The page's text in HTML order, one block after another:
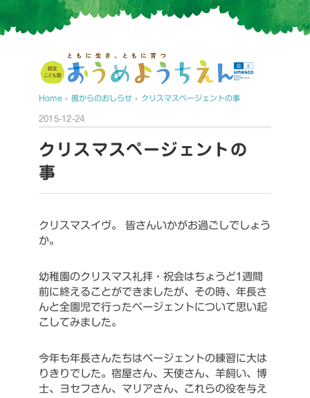
Home › 園からのおしらせ › クリスマスページェントの事
2015-12-24
クリスマスページェントの
事
クリスマスイヴ。
皆さんいかがお過ごしでしょう
か。
幼稚園のクリスマス礼拝・祝会はちょうど1週間
前に終えることができましたが、その時、年長さ
んと全園児で行ったページェントについて思い起
こしてみました。
今年も年長さんたちはページェントの練習に大は
りきりでした。宿屋さん、天使さん、羊飼い、博
士、ヨセフさん、マリアさん、これらの役を与え